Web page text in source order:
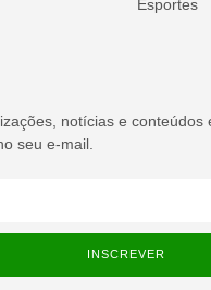
Esportes
notícias e conteúdos
seu e-mail.
INSCREVER